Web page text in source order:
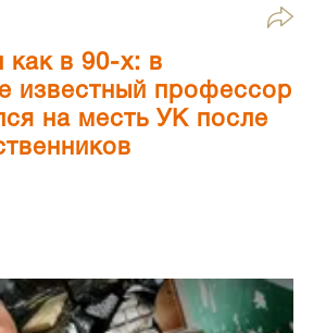
как в 90-х: в
известный профессор
на месть УК после